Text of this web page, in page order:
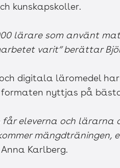
kunskapskoller.
lärare som använt
varit” berättar
digitala läromedel
formaten nyttjas på
får eleverna och lärarna
mängdträningen,
Karlberg.